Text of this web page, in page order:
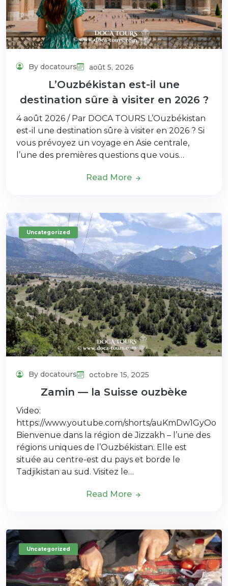
By docatours août 5, 2026
L’Ouzbékistan est-il une
destination sûre à visiter en 2026 ?
4 août 2026 / Par DOCA TOURS L’Ouzbékistan
est-il une destination sûre à visiter en 2026 ? Si
vous prévoyez un voyage en Asie centrale,
l’une des premières questions que vous…
Read More
Uncategorized
By docatours octobre 15, 2025
Zamin — la Suisse ouzbèke
Video:
https://www.youtube.com/shorts/auKmDw1GyOo
Bienvenue dans la région de Jizzakh – l’une des
régions uniques de l’Ouzbékistan. Elle est
située au centre-est du pays et borde le
Tadjikistan au sud. Visitez le…
Read More
Uncategorized